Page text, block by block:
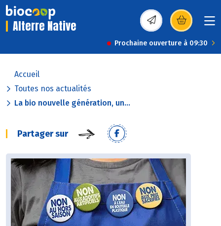
Alterre Native (s’ouvre dans une
Prochaine ouverture à 09:30
Accueil
Toutes nos actualités
La bio nouvelle génération, un...
Partager sur